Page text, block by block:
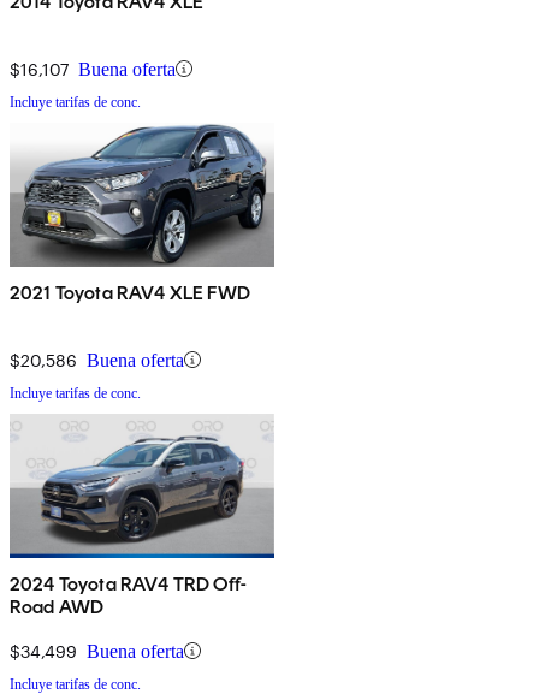
$16,107 Buena oferta
Incluye tarifas de conc.
2021 Toyota RAV4 XLE FWD
$20,586 Buena oferta
Incluye tarifas de conc.
2024 Toyota RAV4 TRD Off-
Road AWD
$34,499 Buena oferta
Incluye tarifas de conc.